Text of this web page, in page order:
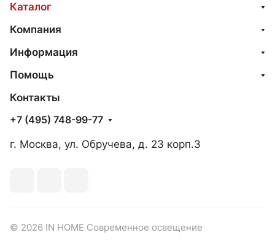
Каталог
Компания
Информация
Помощь
Контакты
+7 (495) 748-99-77
г. Москва, ул. Обручева, д. 23 корп.3
© 2026 IN HOME Современное освещение